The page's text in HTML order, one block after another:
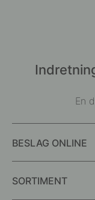
En
BESLAG ONLINE
SORTIMENT